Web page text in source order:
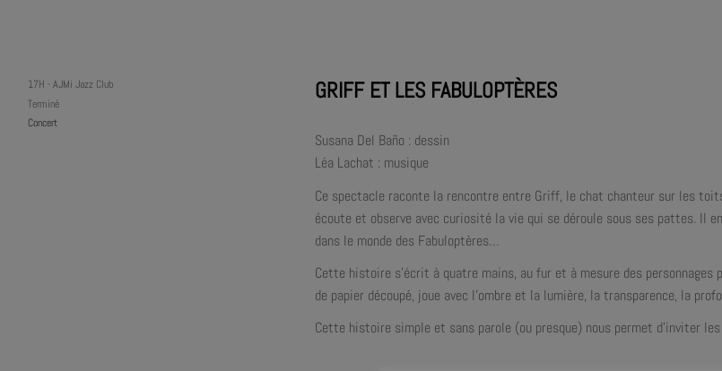
17H - AJMi Jazz Club
Terminé
Concert
GRIFF ET LES FABULOPTÈRES
Susana Del Baño : dessin
Léa Lachat : musique
Ce spectacle raconte la rencontre entre Griff, le chat chanteur sur les
écoute et observe avec curiosité la vie qui se déroule sous ses pattes. Il
dans le monde des Fabuloptères…
Cette histoire s’écrit à quatre mains, au fur et à mesure des
de papier découpé, joue avec l’ombre et la lumière, la transparence, la
Cette histoire simple et sans parole (ou presque) nous permet d’inviter